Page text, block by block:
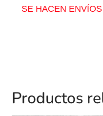
SE HACEN
Productos